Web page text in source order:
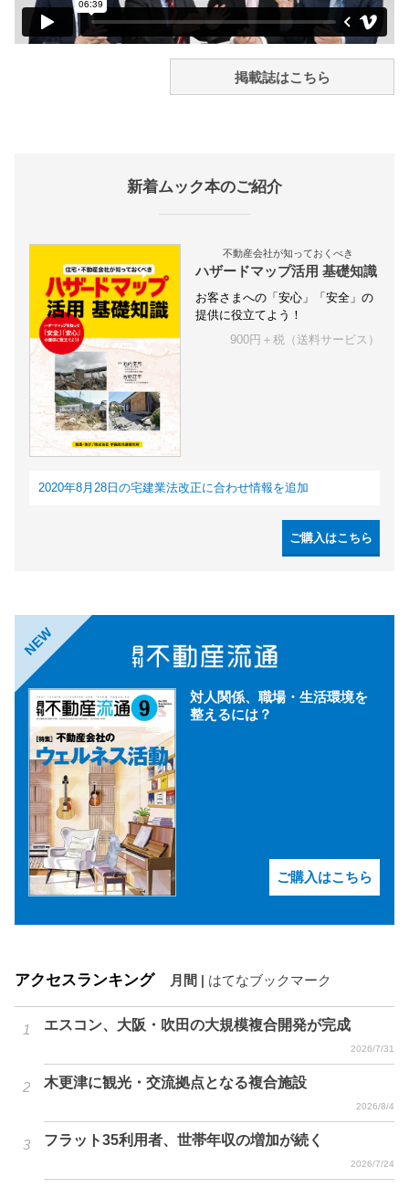
掲載誌はこちら
新着ムック本のご紹介
不動産会社が知っておくべき
ハザードマップ活用 基礎知識
お客さまへの「安心」「安全」の
提供に役立てよう！
900円＋税（送料サービス）
2020年8月28日の宅建業法改正に合わせ情報を追加
ご購入はこちら
NEW
対人関係、職場・生活環境を
整えるには？
ご購入はこちら
アクセスランキング 月間 はてなブックマーク
エスコン、大阪・吹田の大規模複合開発が完成
2026/7/31
木更津に観光・交流拠点となる複合施設
2026/8/4
フラット35利用者、世帯年収の増加が続く
2026/7/24